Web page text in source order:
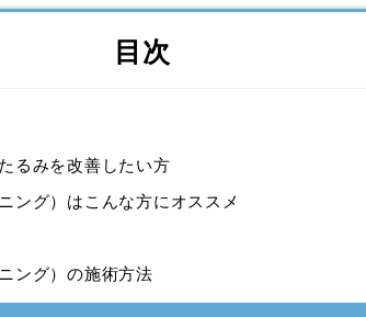
目次
るみを改善したい方
ング）はこんな方にオススメ
ング）の施術方法